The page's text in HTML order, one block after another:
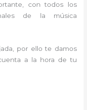
con todos los
de la música
por ello te damos
a la hora de tu